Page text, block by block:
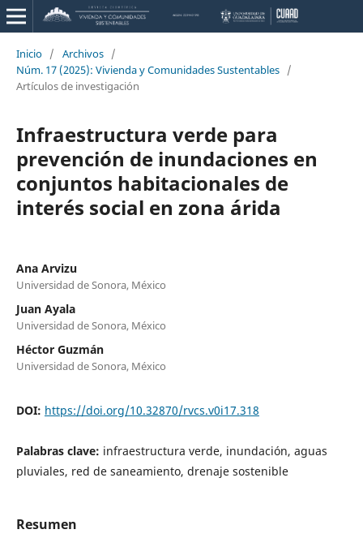
Inicio / Archivos /
Núm. 17 (2025): Vivienda y Comunidades Sustentables /
Artículos de investigación
Infraestructura verde para
prevención de inundaciones en
conjuntos habitacionales de
interés social en zona árida
Ana Arvizu
Universidad de Sonora, México
Juan Ayala
Universidad de Sonora, México
Héctor Guzmán
Universidad de Sonora, México
DOI: https://doi.org/10.32870/rvcs.v0i17.318
Palabras clave: infraestructura verde, inundación, aguas
pluviales, red de saneamiento, drenaje sostenible
Resumen